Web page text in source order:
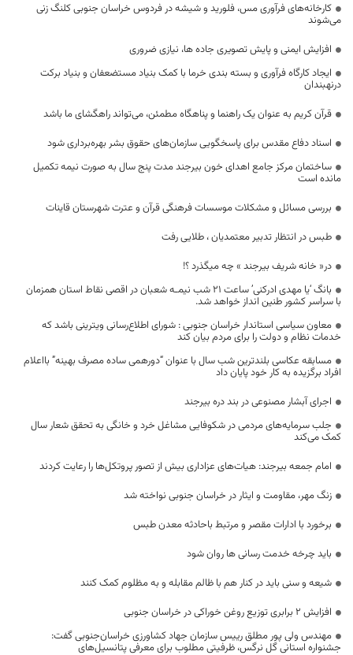
کارخانه‌های فرآوری مس، فلورید و شیشه در فردوس خراسان جنوبی کلنگ زنی
می‌شوند
افزایش ایمنی و پایش تصویری جاده ها، نیازی ضروری
ایجاد کارگاه فرآوری و بسته بندی خرما با کمک بنیاد مستضعفان و بنیاد برکت
درنهبندان
قرآن کریم به عنوان یک راهنما و پناهگاه مطمئن، می‌تواند راهگشای ما باشد
اسناد دفاع مقدس برای پاسخگویی سازمان‌های حقوق بشر بهره‌برداری شود
ساختمان مرکز جامع اهدای خون بیرجند مدت پنج سال به صورت نیمه تکمیل
مانده است
بررسی مسائل و مشکلات موسسات فرهنگی قرآن و عترت شهرستان قاینات
طبس در انتظار تدبیر معتمدیان ، طلایی رفت
در« خانه شریف بیرجند » چه میگذرد ؟!
بانگ ‘یا مهدی ادرکنی’ ساعت 21 شب نیمـه شعبان در اقصی نقاط استان همزمان
با سراسر کشور طنین انداز خواهد شد.
معاون سیاسی استاندار خراسان جنوبی : شورای اطلاع‌رسانی ویترینی باشد که
خدمات نظام و دولت را برای مردم بیان کند
مسابقه عکاسی بلندترین شب سال با عنوان “دورهمی ساده مصرف بهینه” بااعلام‌
افراد برگزیده به کار خود پایان داد
اجرای آبشار مصنوعی در بند دره بیرجند
جلب سرمایه‌های مردمی در شکوفایی مشاغل خرد و خانگی به تحقق شعار سال
کمک می‌کند
امام جمعه بیرجند: هیات‌های عزاداری بیش از تصور پروتکل‌ها را رعایت کردند
زنگ مهر، مقاومت و ایثار در خراسان جنوبی نواخته شد
برخورد با ادارات مقصر و مرتبط باحادثه معدن طبس
باید چرخه خدمت رسانی ها روان شود
شیعه و سنی باید در کنار هم با ظالم مقابله و به مظلوم کمک کنند
افزایش ۲ برابری توزیع روغن خوراکی در خراسان جنوبی
مهندس ولی پور مطلق رییس سازمان جهاد کشاورزی خراسان‌جنوبی گفت:
جشنواره استانی گل نرگس، ظرفیتی مطلوب برای معرفی پتانسیل‌های